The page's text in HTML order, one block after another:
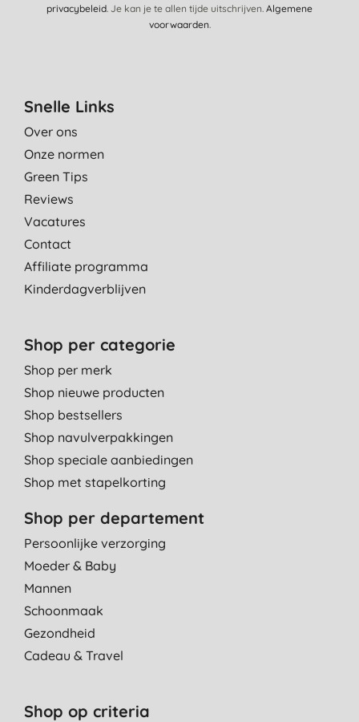
privacybeleid. Je kan je te allen tijde uitschrijven. Algemene
voorwaarden.
Snelle Links
Over ons
Onze normen
Green Tips
Reviews
Vacatures
Contact
Affiliate programma
Kinderdagverblijven
Shop per categorie
Shop per merk
Shop nieuwe producten
Shop bestsellers
Shop navulverpakkingen
Shop speciale aanbiedingen
Shop met stapelkorting
Shop per departement
Persoonlijke verzorging
Moeder & Baby
Mannen
Schoonmaak
Gezondheid
Cadeau & Travel
Shop op criteria